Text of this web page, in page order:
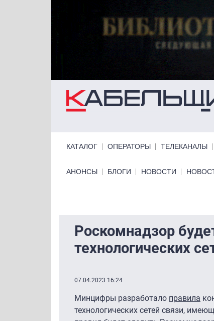
КАТАЛОГ ОПЕРАТОРЫ ТЕЛЕКАНАЛЫ
Primary links bottom
АНОНСЫ БЛОГИ НОВОСТИ
Роскомнадзор
технологических
07.04.2023 16:24
Минцифры разработало правила
технологических сетей связи,